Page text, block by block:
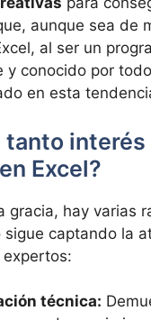
aunque sea de
al ser un
y conocido por
en esta
tanto
Excel?
gracia, hay varias
sigue captando la
técnica: